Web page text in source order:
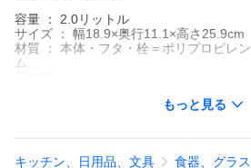
容量 ： 2.0リットル
サイズ ： 幅18.9×奥行11.1×高さ25.9cm
材質 ： 本体・フタ・栓＝ポリプロピレ
ム
季節のオススメ
もっと見る
キッチン、日用品、文具 食器、グラ